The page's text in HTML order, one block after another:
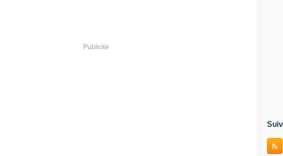
Publicité